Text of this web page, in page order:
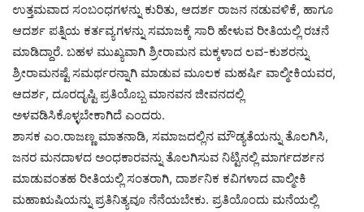
ಉತ್ತಮವಾದ ಸಂಬಂಧಗಳನ್ನು ಕುರಿತು, ಆದರ್ಶ ರಾಜನ ನಡುವಳಿಕೆ, ಹಾಗೂ
ಆದರ್ಶ ಪತ್ನಿಯ ಕರ್ತವ್ಯಗಳನ್ನು ಸಮಾಜಕ್ಕೆ ಸಾರಿ ಹೇಳುವ ರೀತಿಯಲ್ಲಿ ರಚನೆ
ಮಾಡಿದ್ದಾರೆ. ಬಹಳ ಮುಖ್ಯವಾಗಿ ಶ್ರೀರಾಮನ ಮಕ್ಕಳಾದ ಲವ-ಕುಶರನ್ನು
ಶ್ರೀರಾಮನಷ್ಟೆ ಸಮರ್ಥರನ್ನಾಗಿ ಮಾಡುವ ಮೂಲಕ ಮಹರ್ಷಿ ವಾಲ್ಮೀಕಿಯವರ,
ಆದರ್ಶ, ದೂರದೃಷ್ಟಿ ಪ್ರತಿಯೊಬ್ಬ ಮಾನವನ ಜೀವನದಲ್ಲಿ
ಅಳವಡಿಸಿಕೊಳ್ಳಬೇಕಾಗಿದೆ ಎಂದರು.
ಶಾಸಕ ಎಂ.ರಾಜಣ್ಣ ಮಾತನಾಡಿ, ಸಮಾಜದಲ್ಲಿನ ಮೌಡ್ಯತೆಯನ್ನು ತೊಲಗಿಸಿ,
ಜನರ ಮನದಾಳದ ಅಂಧಕಾರವನ್ನು ತೊಲಗಿಸುವ ನಿಟ್ಟಿನಲ್ಲಿ ಮಾರ್ಗದರ್ಶನ
ಮಾಡುವಂತಹ ರೀತಿಯಲ್ಲಿ ಸಂತರಾಗಿ, ದಾರ್ಶನಿಕ ಕವಿಗಳಾದ ವಾಲ್ಮೀಕಿ
ಮಹಾಋಷಿಯನ್ನು ಪ್ರತಿನಿತ್ಯವೂ ನೆನೆಯಬೇಕು. ಪ್ರತಿಯೊಂದು ಮನೆಯಲ್ಲಿ